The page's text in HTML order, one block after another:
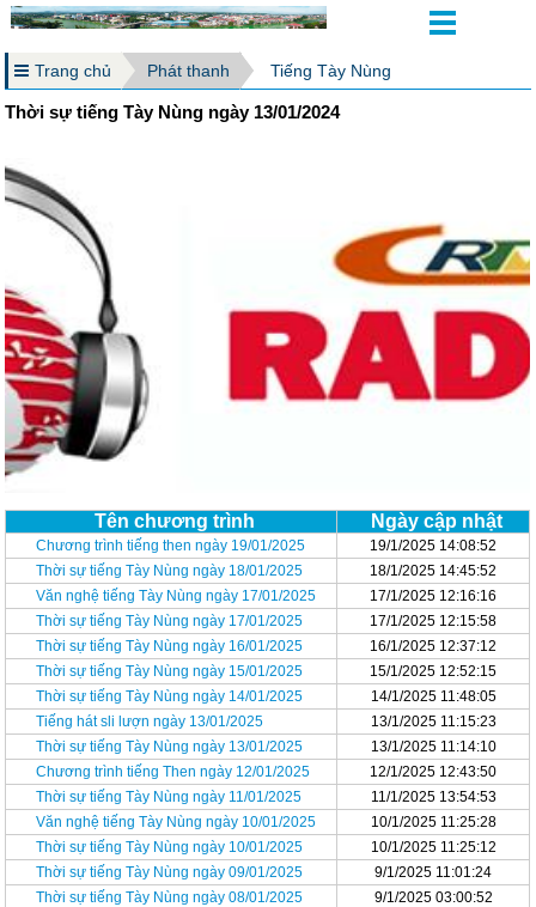
Trang chủ Phát thanh Tiếng Tày Nùng
Thời sự tiếng Tày Nùng ngày 13/01/2024
Tên chương trình Ngày cập nhật
Chương trình tiếng then ngày 19/01/2025
19/1/2025 14:08:52
Thời sự tiếng Tày Nùng ngày 18/01/2025
18/1/2025 14:45:52
Văn nghệ tiếng Tày Nùng ngày 17/01/2025
17/1/2025 12:16:16
Thời sự tiếng Tày Nùng ngày 17/01/2025
17/1/2025 12:15:58
Thời sự tiếng Tày Nùng ngày 16/01/2025
16/1/2025 12:37:12
Thời sự tiếng Tày Nùng ngày 15/01/2025
15/1/2025 12:52:15
Thời sự tiếng Tày Nùng ngày 14/01/2025
14/1/2025 11:48:05
Tiếng hát sli lượn ngày 13/01/2025
13/1/2025 11:15:23
Thời sự tiếng Tày Nùng ngày 13/01/2025
13/1/2025 11:14:10
Chương trình tiếng Then ngày 12/01/2025
12/1/2025 12:43:50
Thời sự tiếng Tày Nùng ngày 11/01/2025
11/1/2025 13:54:53
Văn nghệ tiếng Tày Nùng ngày 10/01/2025
10/1/2025 11:25:28
Thời sự tiếng Tày Nùng ngày 10/01/2025
10/1/2025 11:25:12
Thời sự tiếng Tày Nùng ngày 09/01/2025
9/1/2025 11:01:24
Thời sự tiếng Tày Nùng ngày 08/01/2025
9/1/2025 03:00:52